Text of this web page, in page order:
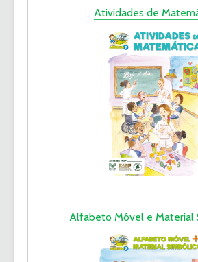
Atividades de
Alfabeto Móvel e Material